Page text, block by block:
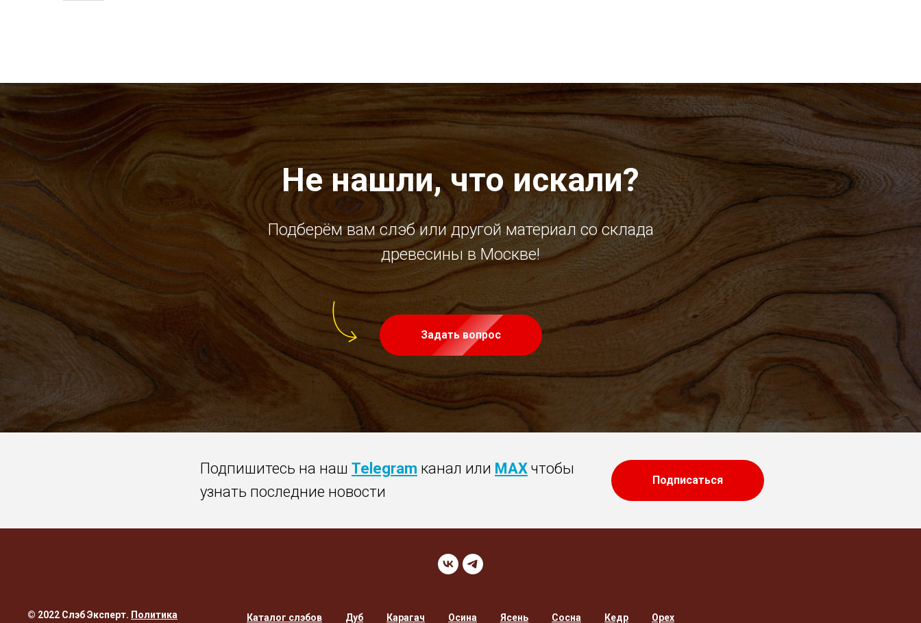
Не нашли, что искали?
Подберём вам слэб или другой материал со склада
древесины в Москве!
Задать вопрос
Подпишитесь на наш Telegram канал или MAX чтобы
узнать последние новости
Подписаться
© 2022 Слэб Эксперт. Политика
Каталог слэбов Дуб Карагач Осина Ясень Сосна Кедр Орех